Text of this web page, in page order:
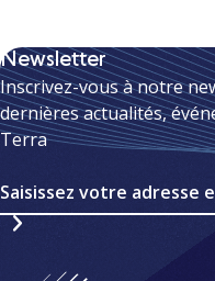
Newsletter
Inscrivez-vous à notre
dernières actualités,
Terra
Saisissez votre adresse